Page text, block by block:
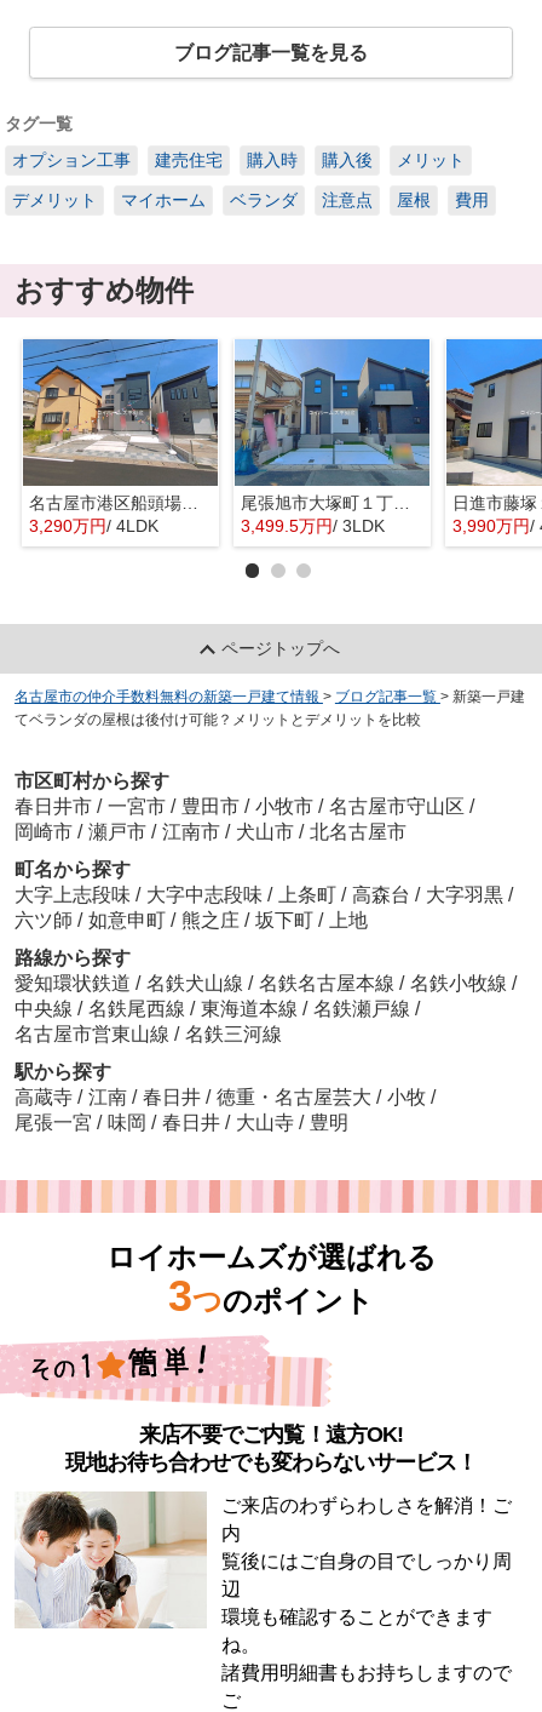
ブログ記事一覧を見る
タグ一覧
オプション工事
建売住宅 購入時 購入後 メリット
デメリット マイホーム ベランダ 注意点 屋根 費用
おすすめ物件
名古屋市港区船頭場２丁目802『仲介料無料』新築戸建て
3,290万円/ 4LDK
尾張旭市大塚町１丁目5-1『仲介料無料』新築戸建て
3,499.5万円/ 3LDK 3,990万円/
ページトップへ
名古屋市の仲介手数料無料の新築一戸建て情報 > ブログ記事一覧 > 新築一戸建
てベランダの屋根は後付け可能？メリットとデメリットを比較
市区町村から探す
春日井市 / 一宮市 / 豊田市 / 小牧市 / 名古屋市守山区 /
岡崎市 / 瀬戸市 / 江南市 / 犬山市 / 北名古屋市
町名から探す
大字上志段味 / 大字中志段味 / 上条町 / 高森台 / 大字羽黒 /
六ツ師 / 如意申町 / 熊之庄 / 坂下町 /
上地
路線から探す
愛知環状鉄道 / 名鉄犬山線 / 名鉄名古屋本線 / 名鉄小牧線 /
中央線 / 名鉄尾西線 / 東海道本線 / 名鉄瀬戸線 /
名古屋市営東山線 / 名鉄三河線
駅から探す
高蔵寺 / 江南 / 春日井 / 徳重・名古屋芸大 / 小牧 /
尾張一宮 / 味岡 / 春日井 / 大山寺 / 豊明
ロイホームズが選ばれる
3つのポイント
来店不要でご内覧！遠方OK!
現地お待ち合わせでも変わらないサービス！
ご来店のわずらわしさを解消！ご
内
覧後にはご自身の目でしっかり周
辺
環境も確認することができます
ね。
諸費用明細書もお持ちしますので
ご